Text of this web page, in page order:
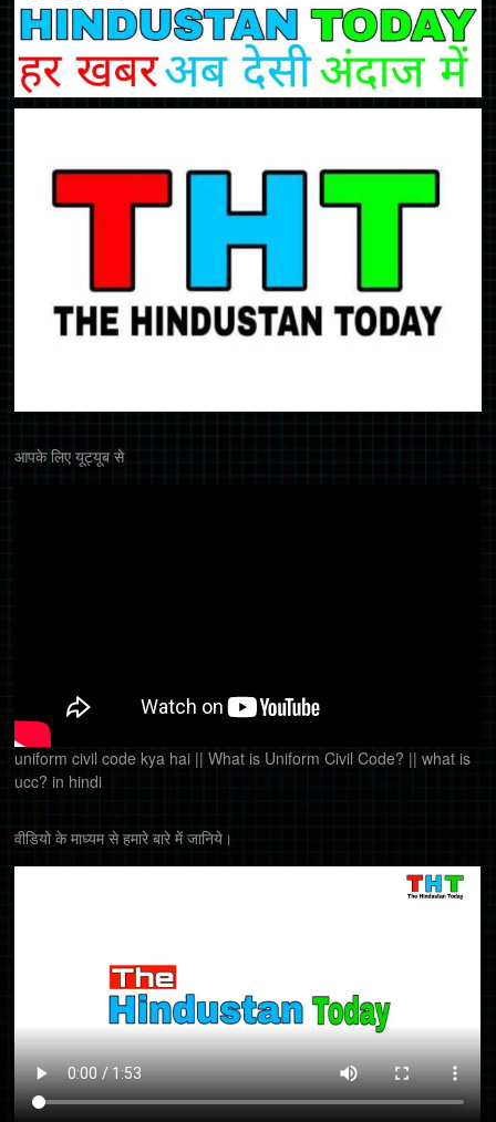
आपके लिए यूट्यूब से
uniform civil code kya hai || What is Uniform Civil Code? || what is
ucc? in hindi
वीडियो के माध्यम से हमारे बारे में जानिये।